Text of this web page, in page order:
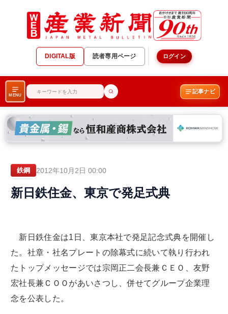
DIGITAL版 読者専用ページ ログイン
MENU
記事ナビ
鉄鋼 2012年10月2日 00:00
新日鉄住金、東京で発足式典
新日鉄住金は1日、東京本社で発足記念式典を開催し
た。社章・社名プレートの除幕式に続いて執り行われ
たトップメッセージでは宗岡正二会長兼ＣＥＯ、友野
宏社長兼ＣＯＯがあいさつし、併せてグループ企業理
念を公表した。